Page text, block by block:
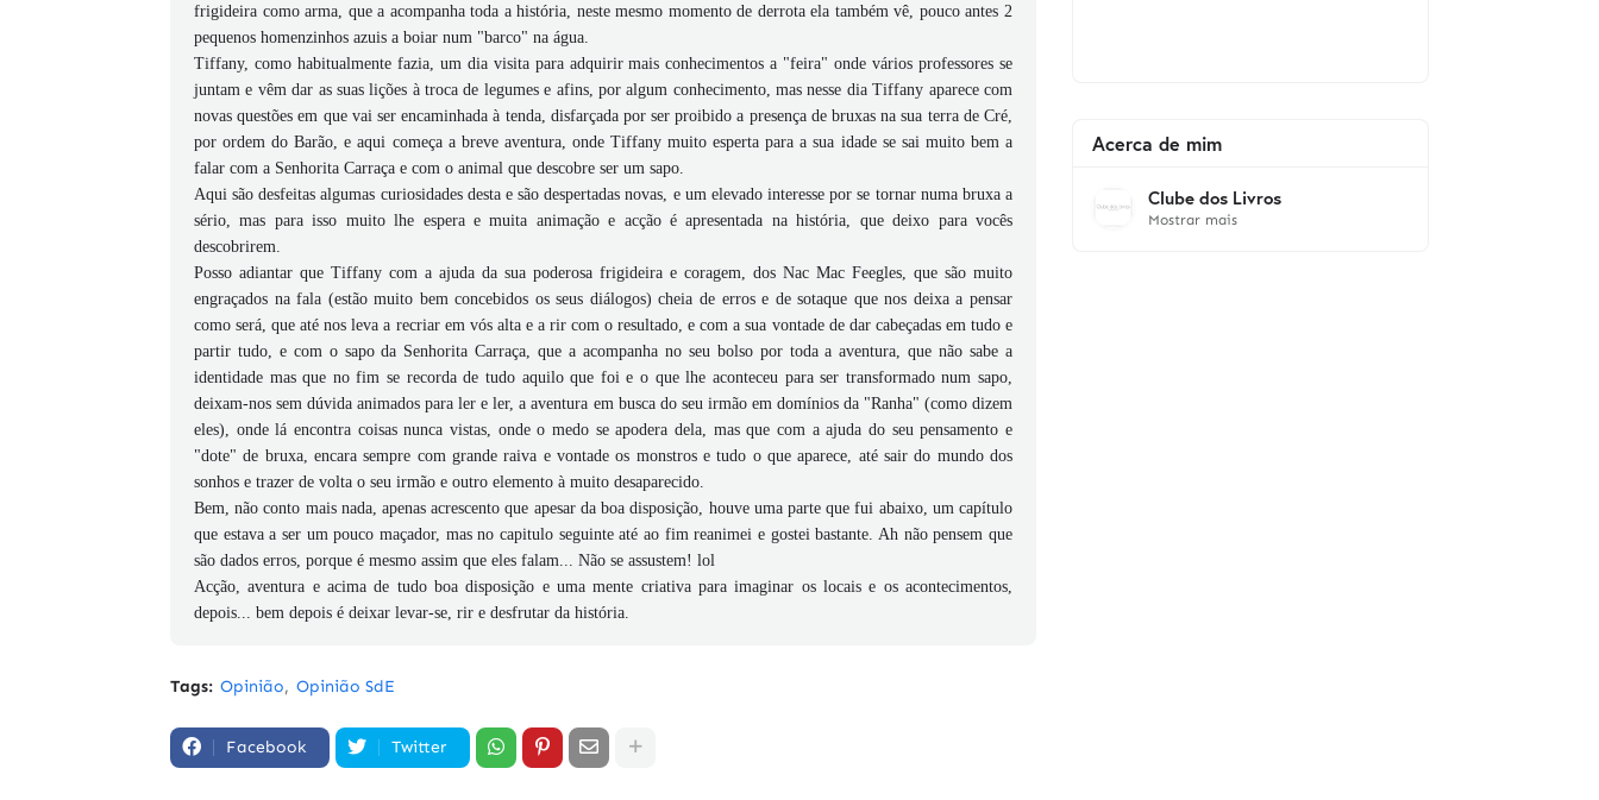
frigideira como arma, que a acompanha toda a história, neste mesmo momento de derrota ela também vê, pouco antes 2
pequenos homenzinhos azuis a boiar num "barco" na água.
Tiffany, como habitualmente fazia, um dia visita para adquirir mais conhecimentos a "feira" onde vários professores se
juntam e vêm dar as suas lições à troca de legumes e afins, por algum conhecimento, mas nesse dia Tiffany aparece com
novas questões em que vai ser encaminhada à tenda, disfarçada por ser proibido a presença de bruxas na sua terra de Cré,
por ordem do Barão, e aqui começa a breve aventura, onde Tiffany muito esperta para a sua idade se sai muito bem a
falar com a Senhorita Carraça e com o animal que descobre ser um sapo.
Aqui são desfeitas algumas curiosidades desta e são despertadas novas, e um elevado interesse por se tornar numa bruxa a
sério, mas para isso muito lhe espera e muita animação e acção é apresentada na história, que deixo para vocês
descobrirem.
Posso adiantar que Tiffany com a ajuda da sua poderosa frigideira e coragem, dos Nac Mac Feegles, que são muito
engraçados na fala (estão muito bem concebidos os seus diálogos) cheia de erros e de sotaque que nos deixa a pensar
como será, que até nos leva a recriar em vós alta e a rir com o resultado, e com a sua vontade de dar cabeçadas em tudo e
partir tudo, e com o sapo da Senhorita Carraça, que a acompanha no seu bolso por toda a aventura, que não sabe a
identidade mas que no fim se recorda de tudo aquilo que foi e o que lhe aconteceu para ser transformado num sapo,
deixam-nos sem dúvida animados para ler e ler, a aventura em busca do seu irmão em domínios da "Ranha" (como dizem
eles), onde lá encontra coisas nunca vistas, onde o medo se apodera dela, mas que com a ajuda do seu pensamento e
"dote" de bruxa, encara sempre com grande raiva e vontade os monstros e tudo o que aparece, até sair do mundo dos
sonhos e trazer de volta o seu irmão e outro elemento à muito desaparecido.
Bem, não conto mais nada, apenas acrescento que apesar da boa disposição, houve uma parte que fui abaixo, um capítulo
que estava a ser um pouco maçador, mas no capitulo seguinte até ao fim reanimei e gostei bastante. Ah não pensem que
são dados erros, porque é mesmo assim que eles falam... Não se assustem! lol
Acção, aventura e acima de tudo boa disposição e uma mente criativa para imaginar os locais e os acontecimentos,
depois... bem depois é deixar levar-se, rir e desfrutar da história.
Tags: Opinião Opinião SdE
Facebook Twitter
Acerca de mim
Clube dos Livros
Mostrar mais